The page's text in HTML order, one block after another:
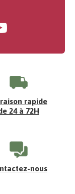
Youtube
rapide
24 à 72H
nous